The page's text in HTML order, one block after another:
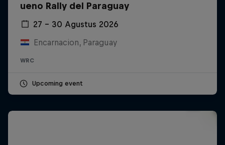
ueno Rally del Paraguay
27 – 30 Agustus 2026
Encarnacion, Paraguay
WRC
Upcoming event